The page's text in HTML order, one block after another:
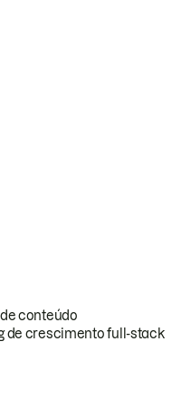
conteúdo
de crescimento full-stack